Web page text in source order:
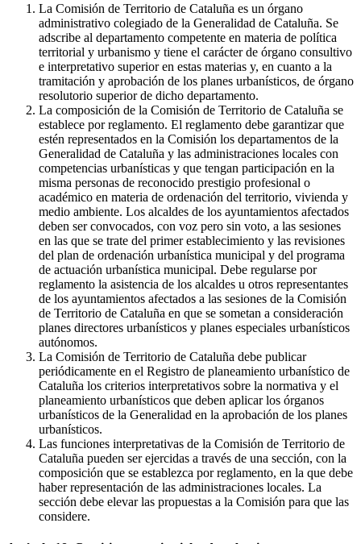
La Comisión de Territorio de Cataluña es un órgano
administrativo colegiado de la Generalidad de Cataluña. Se
adscribe al departamento competente en materia de política
territorial y urbanismo y tiene el carácter de órgano consultivo
e interpretativo superior en estas materias y, en cuanto a la
tramitación y aprobación de los planes urbanísticos, de órgano
resolutorio superior de dicho departamento.
La composición de la Comisión de Territorio de Cataluña se
establece por reglamento. El reglamento debe garantizar que
estén representados en la Comisión los departamentos de la
Generalidad de Cataluña y las administraciones locales con
competencias urbanísticas y que tengan participación en la
misma personas de reconocido prestigio profesional o
académico en materia de ordenación del territorio, vivienda y
medio ambiente. Los alcaldes de los ayuntamientos afectados
deben ser convocados, con voz pero sin voto, a las sesiones
en las que se trate del primer establecimiento y las revisiones
del plan de ordenación urbanística municipal y del programa
de actuación urbanística municipal. Debe regularse por
reglamento la asistencia de los alcaldes u otros representantes
de los ayuntamientos afectados a las sesiones de la Comisión
de Territorio de Cataluña en que se sometan a consideración
planes directores urbanísticos y planes especiales urbanísticos
autónomos.
La Comisión de Territorio de Cataluña debe publicar
periódicamente en el Registro de planeamiento urbanístico de
Cataluña los criterios interpretativos sobre la normativa y el
planeamiento urbanísticos que deben aplicar los órganos
urbanísticos de la Generalidad en la aprobación de los planes
urbanísticos.
Las funciones interpretativas de la Comisión de Territorio de
Cataluña pueden ser ejercidas a través de una sección, con la
composición que se establezca por reglamento, en la que debe
haber representación de las administraciones locales. La
sección debe elevar las propuestas a la Comisión para que las
considere.